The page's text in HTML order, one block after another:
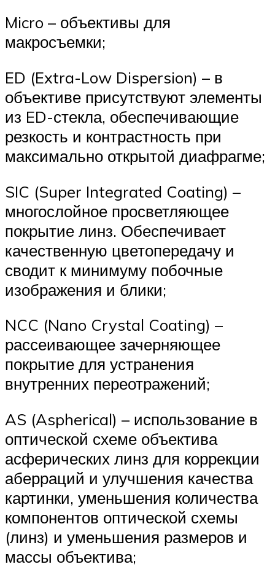
Micro – объективы для
макросъемки;
ED (Extra-Low Dispersion) – в
объективе присутствуют элементы
из ED-стекла, обеспечивающие
резкость и контрастность при
максимально открытой диафрагме;
SIC (Super Integrated Coating) –
многослойное просветляющее
покрытие линз. Обеспечивает
качественную цветопередачу и
сводит к минимуму побочные
изображения и блики;
NCC (Nano Crystal Coating) –
рассеивающее зачерняющее
покрытие для устранения
внутренних переотражений;
AS (Aspherical) – использование в
оптической схеме объектива
асферических линз для коррекции
аберраций и улучшения качества
картинки, уменьшения количества
компонентов оптической схемы
(линз) и уменьшения размеров и
массы объектива;